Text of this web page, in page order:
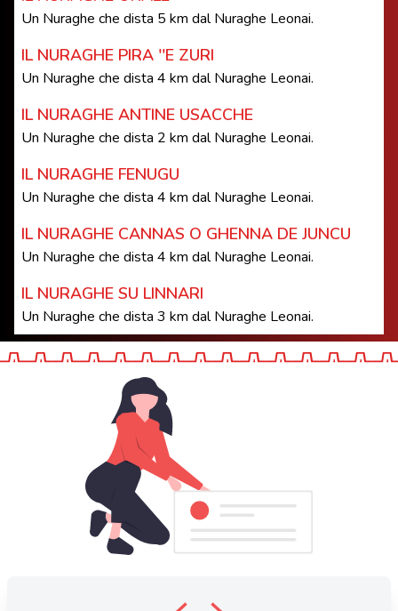
Un Nuraghe che dista 5 km dal Nuraghe Leonai.
IL NURAGHE PIRA ''E ZURI
Un Nuraghe che dista 4 km dal Nuraghe Leonai.
IL NURAGHE ANTINE USACCHE
Un Nuraghe che dista 2 km dal Nuraghe Leonai.
IL NURAGHE FENUGU
Un Nuraghe che dista 4 km dal Nuraghe Leonai.
IL NURAGHE CANNAS O GHENNA DE JUNCU
Un Nuraghe che dista 4 km dal Nuraghe Leonai.
IL NURAGHE SU LINNARI
Un Nuraghe che dista 3 km dal Nuraghe Leonai.